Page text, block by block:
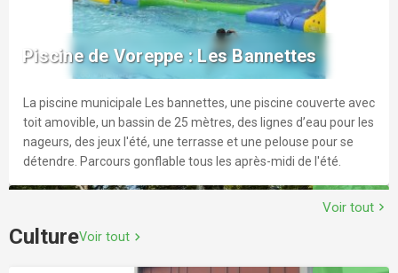
Piscine de Voreppe : Les Bannettes
La piscine municipale Les bannettes, une piscine couverte avec
toit amovible, un bassin de 25 mètres, des lignes d’eau pour les
nageurs, des jeux l'été, une terrasse et une pelouse pour se
détendre. Parcours gonflable tous les après-midi de l'été.
explore
Voir tout chevron_right
CultureVoir tout chevron_right